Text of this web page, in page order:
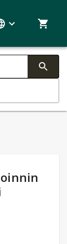
perusteet,